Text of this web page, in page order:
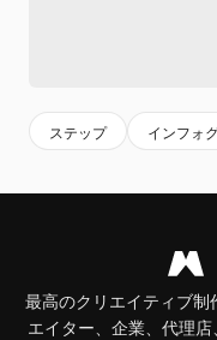
ステップ インフォ
最高のクリエイティブ制
エイター、企業、代理